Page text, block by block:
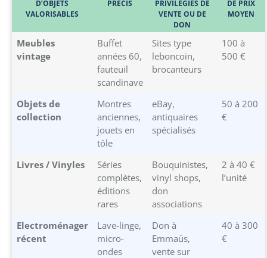
D’OBJETS
VALORISABLES
PRÉCIS
PRIVILÉGIÉS DE
VENTE OU DE
DON
DE PRIX
MOYEN
Meubles
vintage
Buffet
années 60,
fauteuil
scandinave
Sites type
leboncoin,
brocanteurs
100 à
500 €
Objets de
collection
Montres
anciennes,
jouets en
tôle
eBay,
antiquaires
spécialisés
50 à 200
€
Livres / Vinyles
Séries
complètes,
éditions
rares
Bouquinistes,
vinyl shops,
don
associations
2 à 40 €
l’unité
Electroménager
récent
Lave-linge,
micro-
ondes
Don à
Emmaüs,
vente sur
40 à 300
€